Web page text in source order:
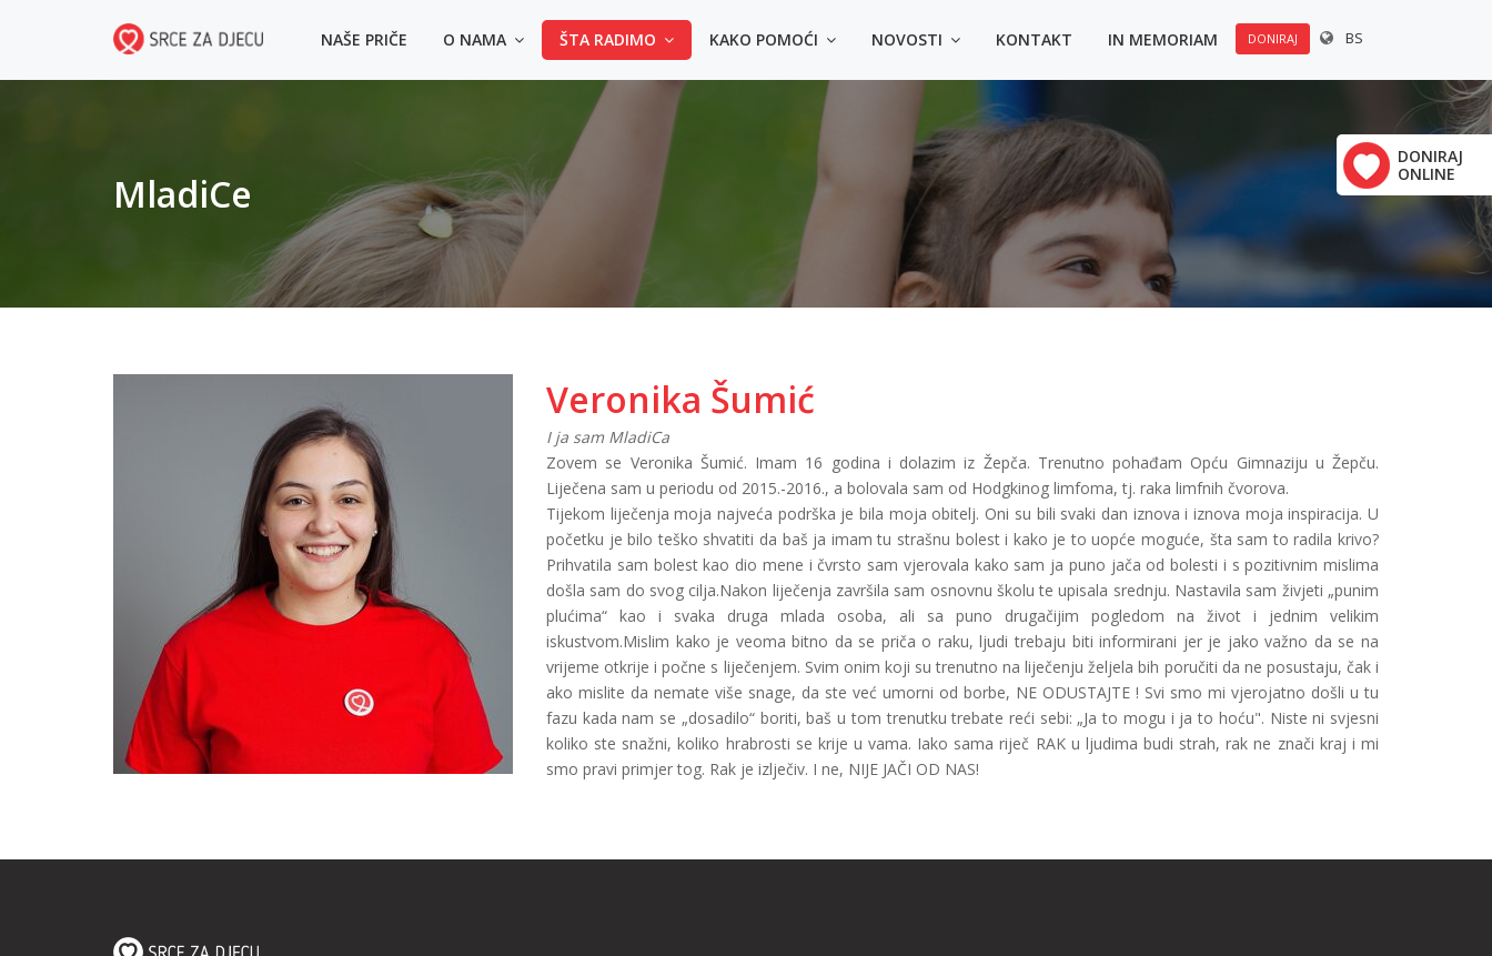
DONIRAJ BS
NAŠE PRIČE O NAMA ŠTA RADIMO KAKO POMOĆI NOVOSTI KONTAKT IN MEMORIAM
×
4 načina da kupiš majicu:
◾️ Lično u prostorijama Udruženja - Sarajevo, Himze Polovine 21
- Tuzla dr. Ibre Pašića bb, u krugu UKC Tuzla
◾️ Uplatom na račun Srce d.o.o.: 3387302220478214 (svrha
uplate: Kupovina majica za Zlatni krug)
◾️ Online na Srceshop web stranici:
Majice za odrasle
DONIRAJ
ONLINE
MladiCe
Veronika Šumić
I ja sam MladiCa
Zovem se Veronika Šumić. Imam 16 godina i dolazim iz Žepča. Trenutno pohađam Opću Gimnaziju u Žepču.
Liječena sam u periodu od 2015.-2016., a bolovala sam od Hodgkinog limfoma, tj. raka limfnih čvorova.
Tijekom liječenja moja najveća podrška je bila moja obitelj. Oni su bili svaki dan iznova i iznova moja inspiracija. U
početku je bilo teško shvatiti da baš ja imam tu strašnu bolest i kako je to uopće moguće, šta sam to radila krivo?
Prihvatila sam bolest kao dio mene i čvrsto sam vjerovala kako sam ja puno jača od bolesti i s pozitivnim mislima
došla sam do svog cilja.Nakon liječenja završila sam osnovnu školu te upisala srednju. Nastavila sam živjeti „punim
plućima“ kao i svaka druga mlada osoba, ali sa puno drugačijim pogledom na život i jednim velikim
iskustvom.Mislim kako je veoma bitno da se priča o raku, ljudi trebaju biti informirani jer je jako važno da se na
vrijeme otkrije i počne s liječenjem. Svim onim koji su trenutno na liječenju željela bih poručiti da ne posustaju, čak i
ako mislite da nemate više snage, da ste već umorni od borbe, NE ODUSTAJTE ! Svi smo mi vjerojatno došli u tu
fazu kada nam se „dosadilo“ boriti, baš u tom trenutku trebate reći sebi: „Ja to mogu i ja to hoću". Niste ni svjesni
koliko ste snažni, koliko hrabrosti se krije u vama. Iako sama riječ RAK u ljudima budi strah, rak ne znači kraj i mi
smo pravi primjer tog. Rak je izlječiv. I ne, NIJE JAČI OD NAS!